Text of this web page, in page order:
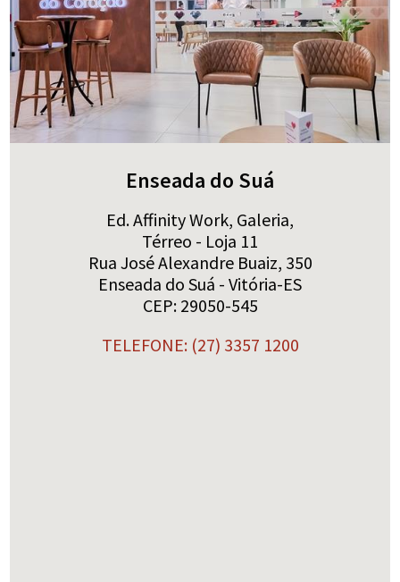
Enseada do Suá
Ed. Affinity Work, Galeria,
Térreo - Loja 11
Rua José Alexandre Buaiz, 350
Enseada do Suá - Vitória-ES
CEP: 29050-545
TELEFONE: (27) 3357 1200